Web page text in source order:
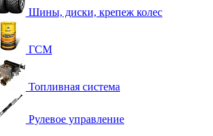
Шины, диски, крепеж колес
ГСМ
Топливная система
Рулевое управление